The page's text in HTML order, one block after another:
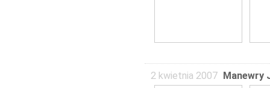
2 kwietnia 2007 Manewry